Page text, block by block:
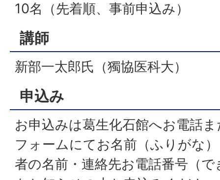
10名（先着順、事前申込み）
講師
新部一太郎氏（獨協医科大）
申込み
お申込みは葛生化石館へお電話
フォームにてお名前（ふりがな
者の名前・連絡先お電話番号（